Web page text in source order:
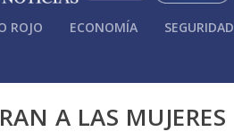
ROJO ECONOMÍA SEGURIDAD
A LAS MUJERES